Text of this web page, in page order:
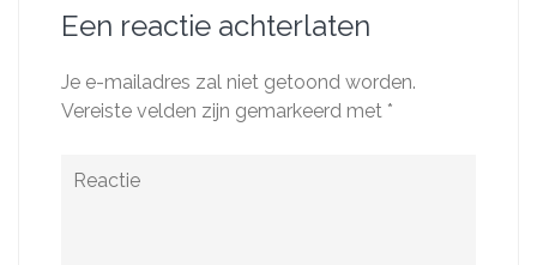
Een reactie achterlaten
Je e-mailadres zal niet getoond worden.
Vereiste velden zijn gemarkeerd met *
Reactie